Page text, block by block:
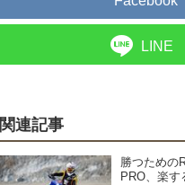
LINE
関連記事
勝つための
PRO、楽す